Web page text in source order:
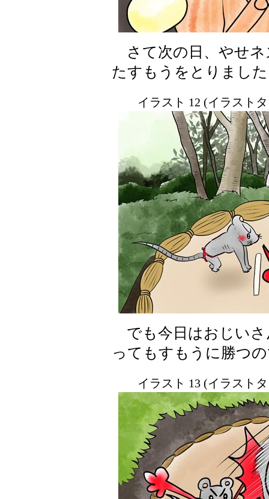
さて次の日、やせネ
たすもうをとりまし
イラスト 12 (イラスト
でも今日はおじいさ
ってもすもうに勝つ
イラスト 13 (イラスト